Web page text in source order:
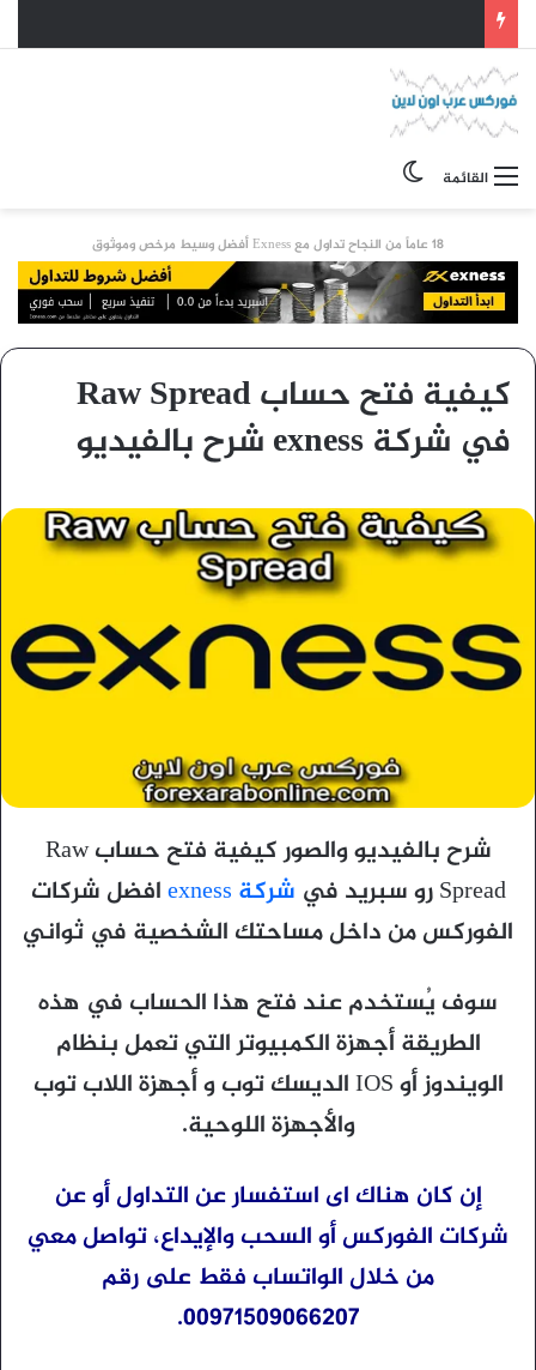
القائمة
18 عاماً من النجاح تداول مع Exness أفضل وسيط مرخص وموثوق
كيفية فتح حساب Raw Spread
في شركة exness شرح بالفيديو
شرح بالفيديو والصور كيفية فتح حساب Raw
Spread رو سبريد في
شركة exness
افضل شركات
الفوركس من داخل مساحتك الشخصية في ثواني
سوف يُستخدم عند فتح هذا الحساب في هذه
الطريقة أجهزة الكمبيوتر التي تعمل بنظام
الويندوز أو IOS الديسك توب و أجهزة اللاب توب
والأجهزة اللوحية.
إن كان هناك اى استفسار عن التداول أو عن
شركات الفوركس أو السحب والإيداع، تواصل معي
من خلال الواتساب فقط على رقم
00971509066207.